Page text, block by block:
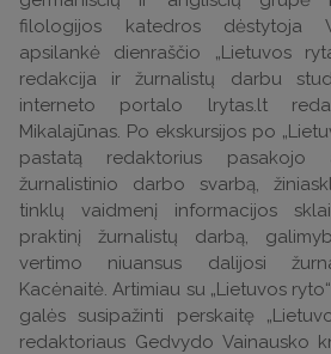
filologijos katedros dėstytoja
apsilankė dienraščio „Lietuvos
redakcija ir žurnalistų darbu
interneto portalo lrytas.lt
Mikalajūnas. Po ekskursijos po
pastatą redaktorius
žurnalistinio darbo svarbą,
tinklų vaidmenį informacijos
praktinį žurnalistų darbą,
vertimo niuansus dalijosi
Kacėnaitė. Artimiau su „Lietuvos
galės susipažinti perskaitę
redaktoriaus Gedvydo Vainausko